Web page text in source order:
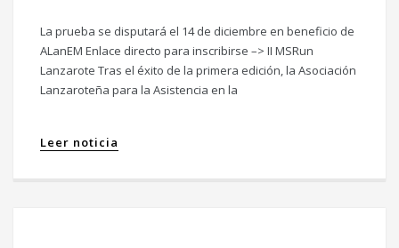
La prueba se disputará el 14 de diciembre en beneficio de
ALanEM Enlace directo para inscribirse –> II MSRun
Lanzarote Tras el éxito de la primera edición, la Asociación
Lanzaroteña para la Asistencia en la
Leer noticia